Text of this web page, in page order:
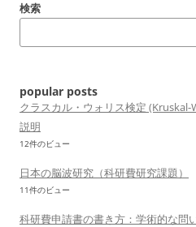
ー
検索
popular posts
クラスカル・ウォリス検定
説明
12件のビュー
日本の脳波研究（科研費研究課題）
11件のビュー
科研費申請書の書き方：学術的な問